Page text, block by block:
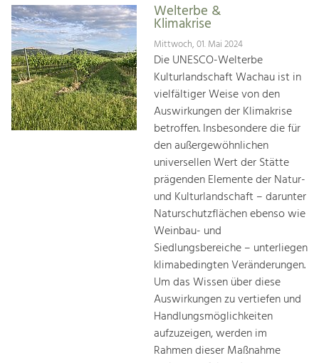
Welterbe &
Klimakrise
Mittwoch, 01. Mai 2024
Die UNESCO-Welterbe
Kulturlandschaft Wachau ist in
vielfältiger Weise von den
Auswirkungen der Klimakrise
betroffen. Insbesondere die für
den außergewöhnlichen
universellen Wert der Stätte
prägenden Elemente der Natur-
und Kulturlandschaft – darunter
Naturschutzflächen ebenso wie
Weinbau- und
Siedlungsbereiche – unterliegen
klimabedingten Veränderungen.
Um das Wissen über diese
Auswirkungen zu vertiefen und
Handlungsmöglichkeiten
aufzuzeigen, werden im
Rahmen dieser Maßnahme